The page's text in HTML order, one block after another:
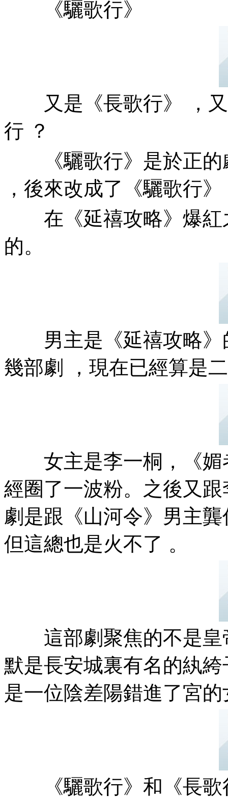
《驪歌行》
又是《長歌行》 ，又
行 ？
《驪歌行》是於正的劇
，後來改成了《驪歌行》
在《延禧攻略》爆紅之
的 。
男主是《延禧攻略》的
幾部劇 ，現在已經算是
女主是李一桐，《媚
經圈了一波粉  。之後又跟
劇是跟《山河令》男主龔俊
但這總也是火不了  。
這部劇聚焦的不是皇帝
默是長安城裏有名的紈絝子
是一位陰差陽錯進了宮的女
《驪歌行》和《長歌行